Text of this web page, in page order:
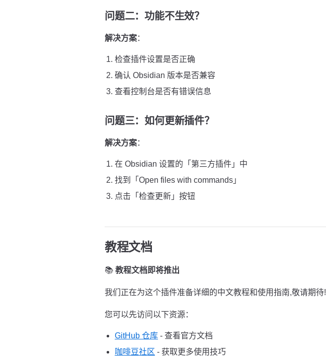
问题二：功能不生效？
解决方案：
检查插件设置是否正确
确认 Obsidian 版本是否兼容
查看控制台是否有错误信息
问题三：如何更新插件？
解决方案：
在 Obsidian 设置的「第三方插件」中
找到「Open files with commands」
点击「检查更新」按钮
教程文档
📚 教程文档即将推出
我们正在为这个插件准备详细的中文教程和使用指南,敬请期待!
您可以先访问以下资源：
GitHub 仓库 - 查看官方文档
咖啡豆社区 - 获取更多使用技巧